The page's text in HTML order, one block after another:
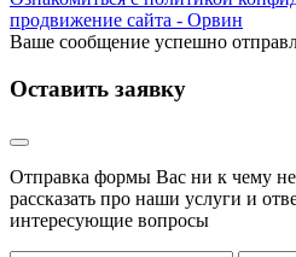
продвижение сайта - Орвин
Ваше сообщение успешно
Оставить заявку
Отправка формы Вас ни к чему
рассказать про наши услуги и
интересующие вопросы